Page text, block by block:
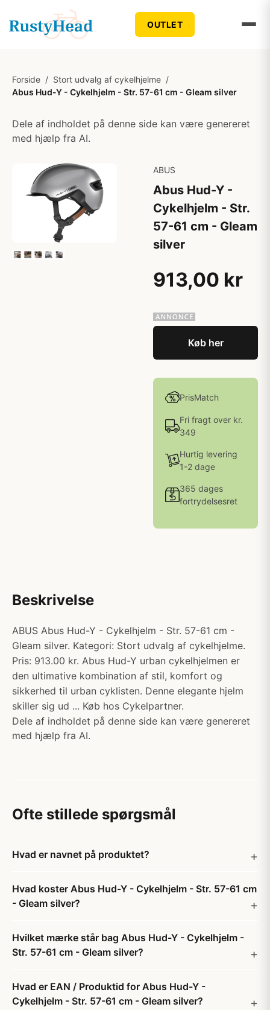
OUTLET
Forside / Stort udvalg af cykelhjelme /
Abus Hud-Y - Cykelhjelm - Str. 57-61 cm - Gleam silver
Dele af indholdet på denne side kan være genereret
med hjælp fra AI.
ABUS
Abus Hud-Y -
Cykelhjelm - Str.
57-61 cm - Gleam
silver
913,00 kr
Køb her
PrisMatch
Fri fragt over kr.
349
Hurtig levering
1-2 dage
365 dages
fortrydelsesret
Beskrivelse
ABUS Abus Hud-Y - Cykelhjelm - Str. 57-61 cm -
Gleam silver. Kategori: Stort udvalg af cykelhjelme.
Pris: 913.00 kr. Abus Hud-Y urban cykelhjelmen er
den ultimative kombination af stil, komfort og
sikkerhed til urban cyklisten. Denne elegante hjelm
skiller sig ud ... Køb hos Cykelpartner.
Dele af indholdet på denne side kan være genereret
med hjælp fra AI.
Ofte stillede spørgsmål
Hvad er navnet på produktet?
Hvad koster Abus Hud-Y - Cykelhjelm - Str. 57-61 cm
- Gleam silver?
Hvilket mærke står bag Abus Hud-Y - Cykelhjelm -
Str. 57-61 cm - Gleam silver?
Hvad er EAN / Produktid for Abus Hud-Y -
Cykelhjelm - Str. 57-61 cm - Gleam silver?